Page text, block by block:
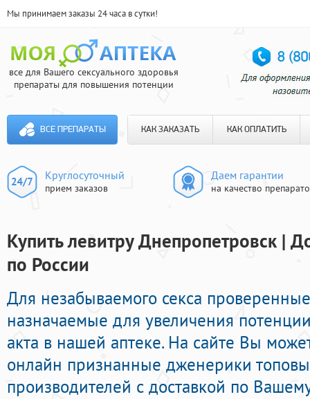
Мы принимаем заказы 24 часа в сутки!
все для Вашего сексуального здоровья
препараты для повышения потенции
ВСЕ ПРЕПАРАТЫ КАК ЗАКАЗАТЬ КАК ОПЛАТИТЬ
Круглосуточный
прием заказов
Даем гарантии
на качество
Купить левитру Днепропетровск |
по России
Для незабываемого секса
назначаемые для увеличения
акта в нашей аптеке. На сайте Вы
онлайн признанные дженерики
производителей с доставкой по